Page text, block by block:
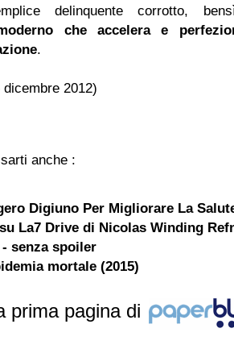
delinquente corrotto,
che accelera e
.
2012)
anche :
Digiuno Per Migliorare La
La7 Drive di Nicolas Winding
senza spoiler
mortale (2015)
prima pagina di